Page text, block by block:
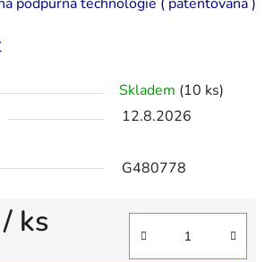
Skladem (10 ks)
12.8.2026
G480778
/ ks